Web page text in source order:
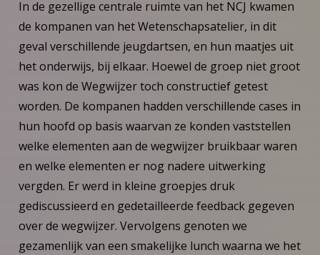
In de gezellige centrale ruimte van het NCJ kwamen
de kompanen van het Wetenschapsatelier, in dit
geval verschillende jeugdartsen, en hun maatjes uit
het onderwijs, bij elkaar. Hoewel de groep niet groot
was kon de Wegwijzer toch constructief getest
worden. De kompanen hadden verschillende cases in
hun hoofd op basis waarvan ze konden vaststellen
welke elementen aan de wegwijzer bruikbaar waren
en welke elementen er nog nadere uitwerking
vergden. Er werd in kleine groepjes druk
gediscussieerd en gedetailleerde feedback gegeven
over de wegwijzer. Vervolgens genoten we
gezamenlijk van een smakelijke lunch waarna we het